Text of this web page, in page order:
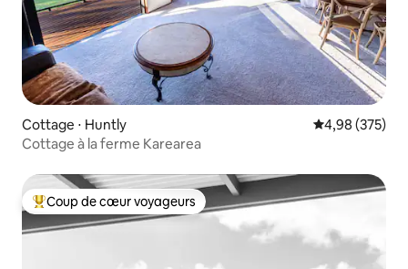
Cottage ⋅ Huntly Évaluation
4,98 (375)
Cottage à la ferme Karearea
Coups de cœur voyageurs les plus appréciés
Coup de cœur voyageurs